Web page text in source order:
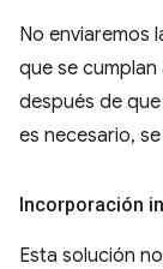
No enviaremos
que se
después de
es necesario,
Incorporación
Esta solución